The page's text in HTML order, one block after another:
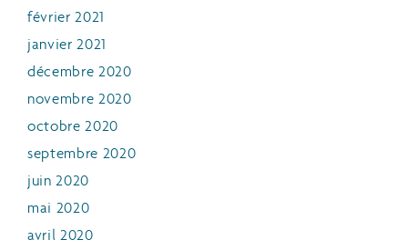
février 2021
janvier 2021
décembre 2020
novembre 2020
octobre 2020
septembre 2020
juin 2020
mai 2020
avril 2020